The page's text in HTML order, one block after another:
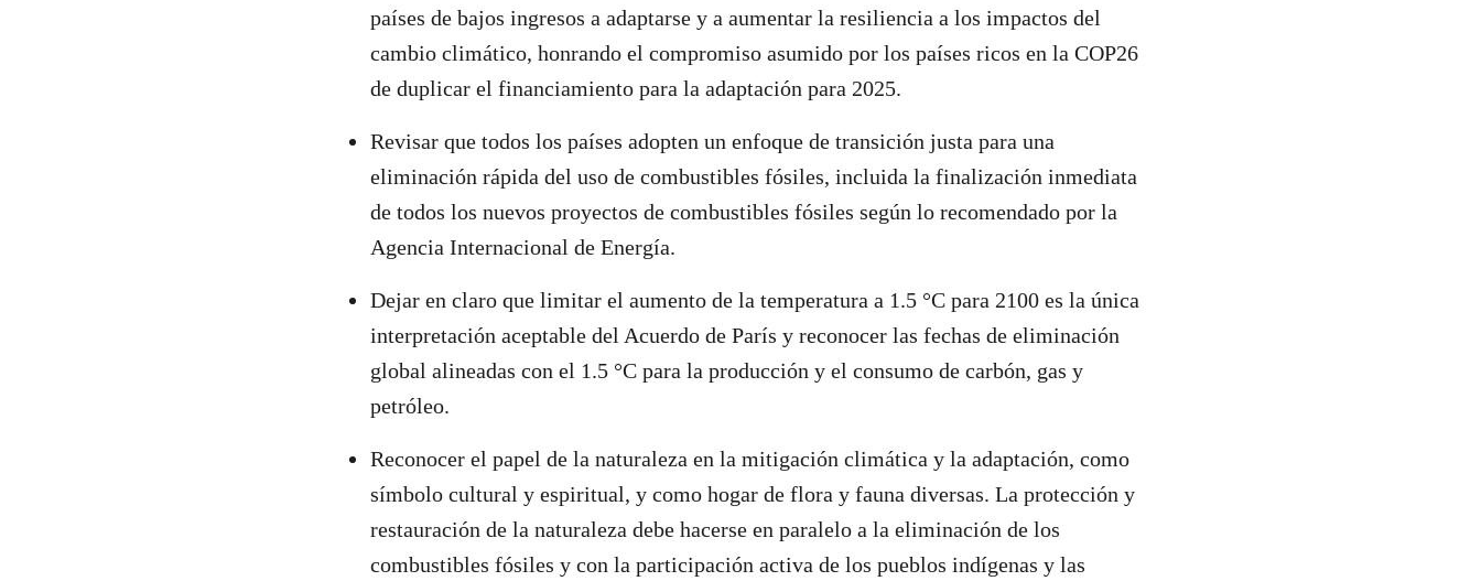
países de bajos ingresos a adaptarse y a aumentar la resiliencia a los impactos del
cambio climático, honrando el compromiso asumido por los países ricos en la COP26
de duplicar el financiamiento para la adaptación para 2025.
Revisar que todos los países adopten un enfoque de transición justa para una
eliminación rápida del uso de combustibles fósiles, incluida la finalización inmediata
de todos los nuevos proyectos de combustibles fósiles según lo recomendado por la
Agencia Internacional de Energía.
Dejar en claro que limitar el aumento de la temperatura a 1.5 °C para 2100 es la única
interpretación aceptable del Acuerdo de París y reconocer las fechas de eliminación
global alineadas con el 1.5 °C para la producción y el consumo de carbón, gas y
petróleo.
Reconocer el papel de la naturaleza en la mitigación climática y la adaptación, como
símbolo cultural y espiritual, y como hogar de flora y fauna diversas. La protección y
restauración de la naturaleza debe hacerse en paralelo a la eliminación de los
combustibles fósiles y con la participación activa de los pueblos indígenas y las